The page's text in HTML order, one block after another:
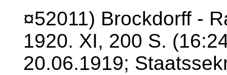
¤52011) Brockdorff -
1920. XI, 200 S.
20.06.1919;